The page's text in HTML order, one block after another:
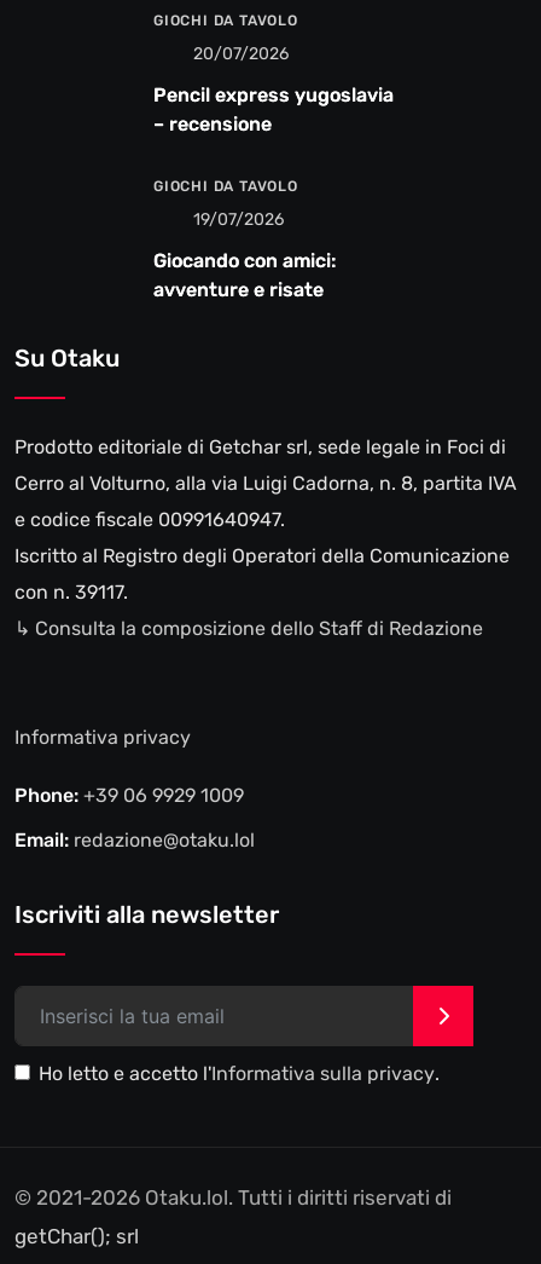
GIOCHI DA TAVOLO
20/07/2026
Pencil express yugoslavia
– recensione
GIOCHI DA TAVOLO
19/07/2026
Giocando con amici:
avventure e risate
Su Otaku
Prodotto editoriale di Getchar srl, sede legale in Foci di
Cerro al Volturno, alla via Luigi Cadorna, n. 8, partita IVA
e codice fiscale 00991640947.
Iscritto al Registro degli Operatori della Comunicazione
con n. 39117.
↳ Consulta la composizione dello Staff di Redazione
Informativa privacy
Phone: +39 06 9929 1009
Email: redazione@otaku.lol
Iscriviti alla newsletter
Ho letto e accetto l'Informativa sulla privacy.
>
© 2021-2026 Otaku.lol. Tutti i diritti riservati di
getChar(); srl